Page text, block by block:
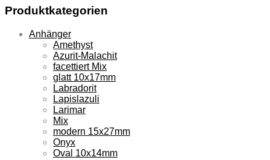
Produktkategorien
Anhänger
Amethyst
Azurit-Malachit
facettiert Mix
glatt 10x17mm
Labradorit
Lapislazuli
Larimar
Mix
modern 15x27mm
Onyx
Oval 10x14mm